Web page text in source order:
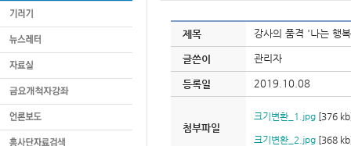
제목 강사의 품격 '나는 행
글쓴이 관리자
등록일 2019.10.08
첨부파일
크기변환_1.jpg[376
크기변환_2.jpg[368